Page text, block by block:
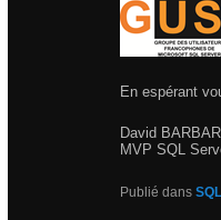
En espérant
David
MVP SQL
Publié dans